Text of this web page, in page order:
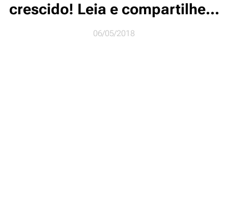
crescido! Leia e compartilhe...
06/05/2018